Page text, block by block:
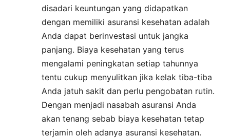
disadari keuntungan yang didapatkan
dengan memiliki asuransi kesehatan adalah
Anda dapat berinvestasi untuk jangka
panjang. Biaya kesehatan yang terus
mengalami peningkatan setiap tahunnya
tentu cukup menyulitkan jika kelak tiba-tiba
Anda jatuh sakit dan perlu pengobatan rutin.
Dengan menjadi nasabah asuransi Anda
akan tenang sebab biaya kesehatan tetap
terjamin oleh adanya asuransi kesehatan.